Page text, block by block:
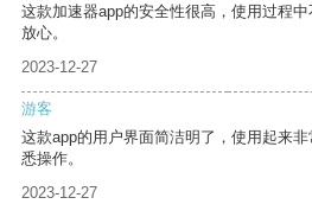
这款加速器app的安全性很高，使用过程
放心。
2023-12-27
游客
这款app的用户界面简洁明了，使用起来
悉操作。
2023-12-27